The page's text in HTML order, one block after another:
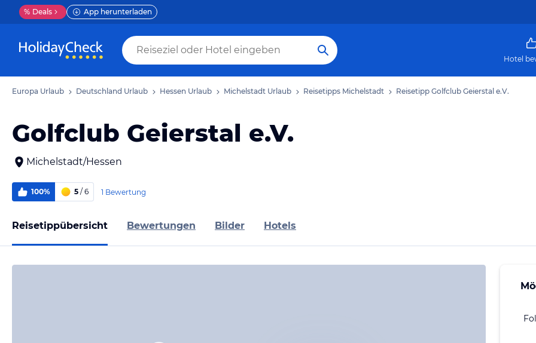
% Deals App herunterladen
Hotel
Europa Urlaub Deutschland Urlaub Hessen Urlaub Michelstadt Urlaub Reisetipps Michelstadt Reisetipp Golfclub Geierstal e.V.
Golfclub Geierstal e.V.
Michelstadt/Hessen
100% 5 / 6 1 Bewertung
Reisetippübersicht Bewertungen Bilder Hotels